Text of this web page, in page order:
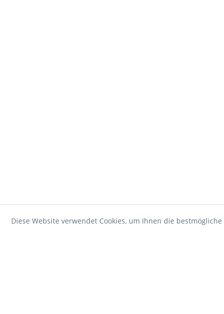
Diese Website verwendet Cookies, um Ihnen die